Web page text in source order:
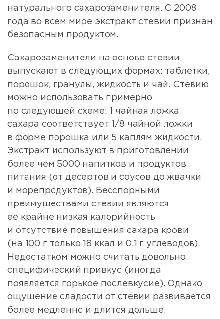
натурального сахарозаменителя. С 2008
года во всем мире экстракт стевии признан
безопасным продуктом.
Сахарозаменители на основе стевии
выпускают в следующих формах: таблетки,
порошок, гранулы, жидкость и чай. Стевию
можно использовать примерно
по следующей схеме: 1 чайная ложка
сахара соответствует 1/8 чайной ложки
в форме порошка или 5 каплям жидкости.
Экстракт используют в приготовлении
более чем 5000 напитков и продуктов
питания (от десертов и соусов до жвачки
и морепродуктов). Бесспорными
преимуществами стевии являются
ее крайне низкая калорийность
и отсутствие повышения сахара крови
(на 100 г только 18 ккал и 0,1 г углеводов).
Недостатком можно считать довольно
специфический привкус (иногда
появляется горькое послевкусие). Однако
ощущение сладости от стевии развивается
более медленно и длится дольше.